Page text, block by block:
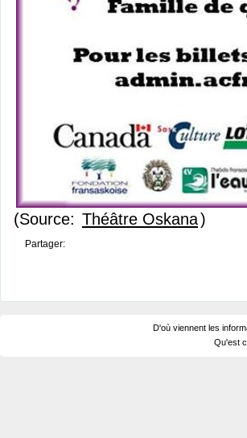
(Source: Théâtre Oskana)
Partager:
D'où viennent les
Qu'est